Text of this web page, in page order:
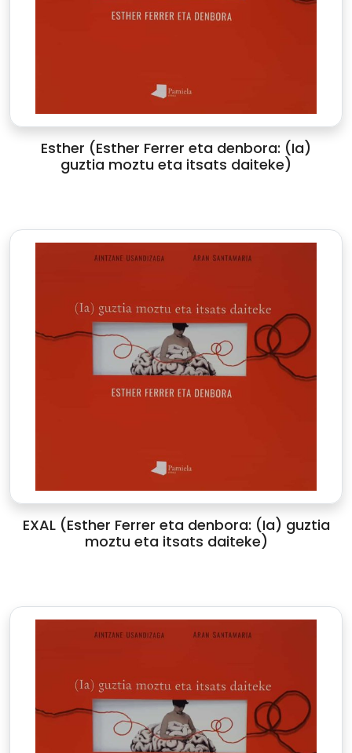
Esther (Esther Ferrer eta denbora: (Ia)
guztia moztu eta itsats daiteke)
EXAL (Esther Ferrer eta denbora: (Ia) guztia
moztu eta itsats daiteke)